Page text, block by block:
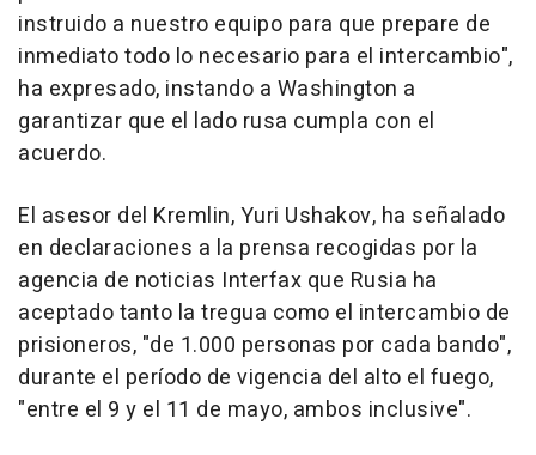
instruido a nuestro equipo para que prepare de
inmediato todo lo necesario para el intercambio",
ha expresado, instando a Washington a
garantizar que el lado rusa cumpla con el
acuerdo.
El asesor del Kremlin, Yuri Ushakov, ha señalado
en declaraciones a la prensa recogidas por la
agencia de noticias Interfax que Rusia ha
aceptado tanto la tregua como el intercambio de
prisioneros, "de 1.000 personas por cada bando",
durante el período de vigencia del alto el fuego,
"entre el 9 y el 11 de mayo, ambos inclusive".